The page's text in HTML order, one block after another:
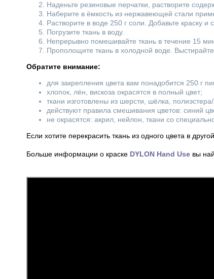
Наденьте резиновые перчатки, растворите
Наберите в ёмкость из нержавеющей стали
Растворите в воде 250 г соли. Добавьте краску
Погрузите ткань в воду.
Непрерывно помешивайте ткань в течение 15
Прополощите ткань в холодной воде.
Обратите внимание:
для закрепления цвета вам понадобится 250 г
хлопок, лён, вискоза окрасятся в полный цвет;
ткани изготовлены из шерсти, шёлка,
действуют правила смешивания цветов: синий
не окрасятся: акрил, нейлон, ткани со
Если хотите перекрасить ткань из одного цвета в
Больше информации о краске DYLON Hand Use вы